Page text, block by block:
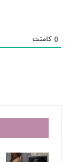
0 کامنت